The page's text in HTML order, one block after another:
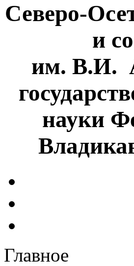
Северо-
и
им. В.И.
науки
Главное